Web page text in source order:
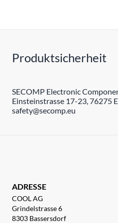
Produktsicherheit
SECOMP Electronic
Einsteinstrasse 17-23, 76275
safety@secomp.eu
ADRESSE
COOL AG
Grindelstrasse 6
8303 Bassersdorf